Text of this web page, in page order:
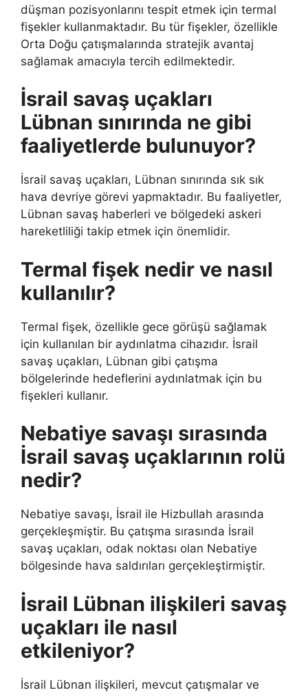
düşman pozisyonlarını tespit etmek için termal
fişekler kullanmaktadır. Bu tür fişekler, özellikle
Orta Doğu çatışmalarında stratejik avantaj
sağlamak amacıyla tercih edilmektedir.
İsrail savaş uçakları
Lübnan sınırında ne gibi
faaliyetlerde bulunuyor?
İsrail savaş uçakları, Lübnan sınırında sık sık
hava devriye görevi yapmaktadır. Bu faaliyetler,
Lübnan savaş haberleri ve bölgedeki askeri
hareketliliği takip etmek için önemlidir.
Termal fişek nedir ve nasıl
kullanılır?
Termal fişek, özellikle gece görüşü sağlamak
için kullanılan bir aydınlatma cihazıdır. İsrail
savaş uçakları, Lübnan gibi çatışma
bölgelerinde hedeflerini aydınlatmak için bu
fişekleri kullanır.
Nebatiye savaşı sırasında
İsrail savaş uçaklarının rolü
nedir?
Nebatiye savaşı, İsrail ile Hizbullah arasında
gerçekleşmiştir. Bu çatışma sırasında İsrail
savaş uçakları, odak noktası olan Nebatiye
bölgesinde hava saldırıları gerçekleştirmiştir.
İsrail Lübnan ilişkileri savaş
uçakları ile nasıl
etkileniyor?
İsrail Lübnan ilişkileri, mevcut çatışmalar ve